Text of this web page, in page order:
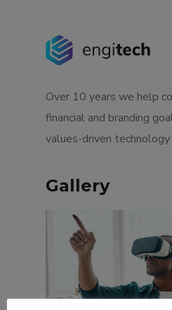
Over 10 years we help
financial and branding
values-driven
Gallery